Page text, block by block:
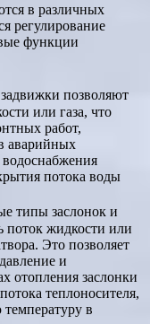
в различных
регулирование
функции
позволяют
или газа, что
работ,
аварийных
потока воды
типы заслонок и
поток жидкости или
Это позволяет
и
отопления заслонки
теплоносителя,
в